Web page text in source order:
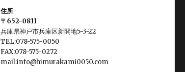
住所
〒652-0811
兵庫県神戸市兵庫区新開地5-3-22
TEL:078-575-0050
FAX:078-575-0272
mail:info@himurakami0050.com